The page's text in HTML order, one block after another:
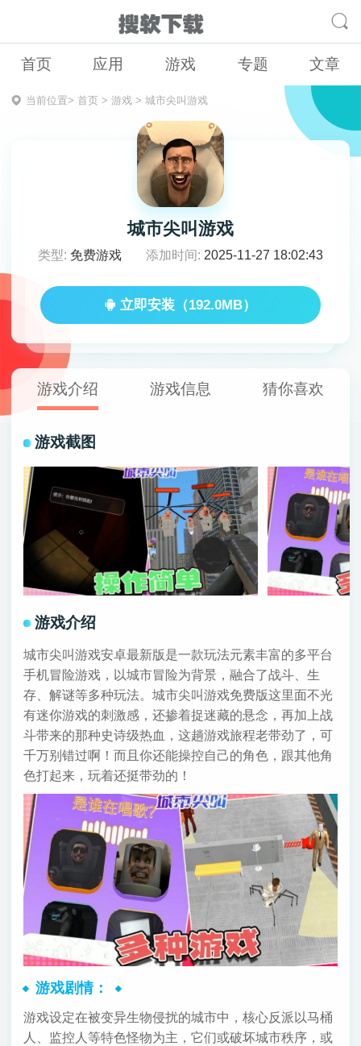
首页 应用 游戏 专题 文章
当前位置> 首页> 游戏> 城市尖叫游戏
城市尖叫游戏
类型: 免费游戏 添加时间: 2025-11-27 18:02:43
立即安装（192.0MB）
游戏介绍 游戏信息 猜你喜欢
游戏截图
游戏介绍
城市尖叫游戏安卓最新版是一款玩法元素丰富的多平台
手机冒险游戏，以城市冒险为背景，融合了战斗、生
存、解谜等多种玩法。城市尖叫游戏免费版这里面不光
有迷你游戏的刺激感，还掺着捉迷藏的悬念，再加上战
斗带来的那种史诗级热血，这趟游戏旅程老带劲了，可
千万别错过啊！而且你还能操控自己的角色，跟其他角
色打起来，玩着还挺带劲的！
游戏剧情：
游戏设定在被变异生物侵扰的城市中，核心反派以马桶
人、监控人等特色怪物为主，它们或破坏城市秩序，或